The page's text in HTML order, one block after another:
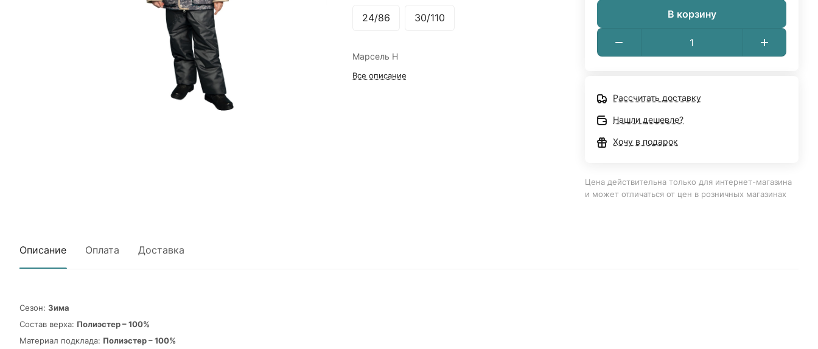
24/86 30/110
Марсель Н
Все описание
В корзину
Рассчитать доставку
Нашли дешевле?
Хочу в подарок
Цена действительна только для интернет-магазина
и может отличаться от цен в розничных магазинах
Описание Оплата Доставка
Сезон: Зима
Состав верха: Полиэстер – 100%
Материал подклада: Полиэстер – 100%